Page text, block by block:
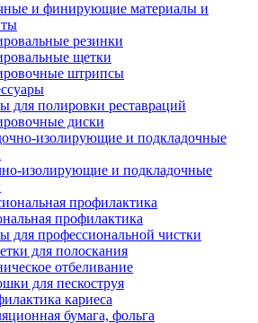
и финирующие материалы и
резинки
щетки
штрипсы
для полировки реставраций
диски
изолирующие и подкладочные
профилактика
для профессиональной чистки
для полоскания
отбеливание
для пескоструя
кариеса